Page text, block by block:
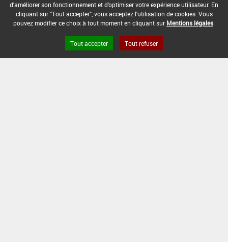
DATE DE FIN D'UTILISATION :
-
d'améliorer son fonctionnement et d'optimiser votre expérience utilisateur. En
cliquant sur "Tout accepter", vous acceptez l'utilisation de cookies. Vous
pouvez modifier ce choix à tout moment en cliquant sur Mentions légales
Tout accepter Tout refuser